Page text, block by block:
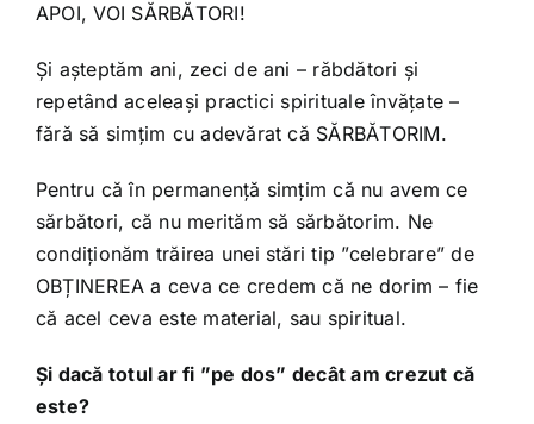
APOI, VOI SĂRBĂTORI!
Și așteptăm ani, zeci de ani – răbdători și
repetând aceleași practici spirituale învățate –
fără să simțim cu adevărat că SĂRBĂTORIM.
Pentru că în permanență simțim că nu avem ce
sărbători, că nu merităm să sărbătorim. Ne
condiționăm trăirea unei stări tip ”celebrare” de
OBȚINEREA a ceva ce credem că ne dorim – fie
că acel ceva este material, sau spiritual.
Și dacă totul ar fi ”pe dos” decât am crezut că
este?